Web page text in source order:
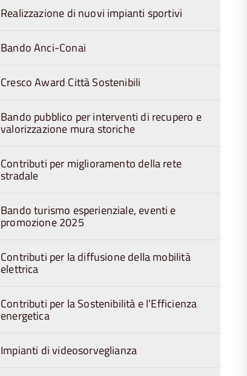
Realizzazione di nuovi impianti sportivi
Bando Anci-Conai
Cresco Award Città Sostenibili
Bando pubblico per interventi di recupero e
valorizzazione mura storiche
Contributi per miglioramento della rete
stradale
Bando turismo esperienziale, eventi e
promozione 2025
Contributi per la diffusione della mobilità
elettrica
Contributi per la Sostenibilità e l’Efficienza
energetica
Impianti di videosorveglianza